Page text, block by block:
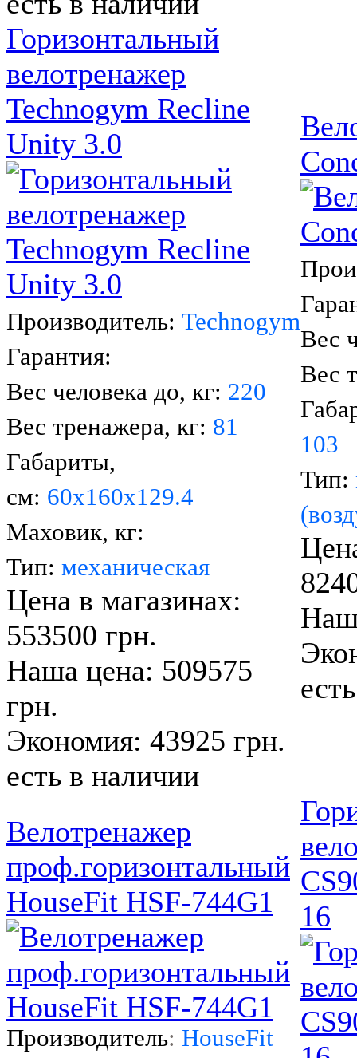
Горизонтальный
велотренажер
Technogym Recline
Unity 3.0
Производитель: Technogym
Гарантия:
Вес человека до, кг: 220
Вес тренажера, кг: 81
Габариты,
см: 60x160х129.4
Маховик, кг:
Тип: механическая
Цена в магазинах:
553500 грн.
Наша цена: 509575
грн.
Экономия: 43925 грн.
есть в наличии
Вес
Вес
103
Тип:
Велотренажер
проф.горизонтальный
HouseFit HSF-744G1
Производитель: HouseFit
16